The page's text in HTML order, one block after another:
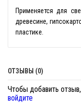
Применяется для
древесине,
пластике.
ОТЗЫВЫ (0)
Чтобы добавить
войдите